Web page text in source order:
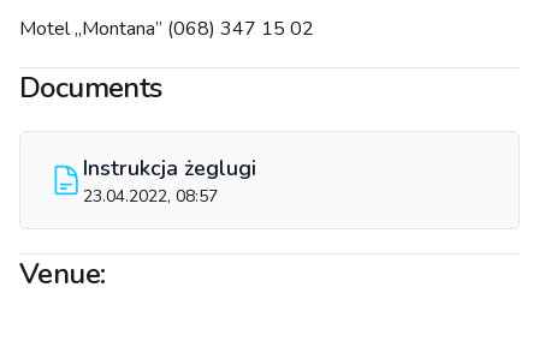
Motel „Montana” (068) 347 15 02
Documents
Instrukcja żeglugi
23.04.2022, 08:57
Venue: